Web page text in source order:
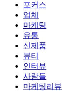
포커스
업체
마케팅
유통
신제품
뷰티
인터뷰
사람들
마케팅리뷰